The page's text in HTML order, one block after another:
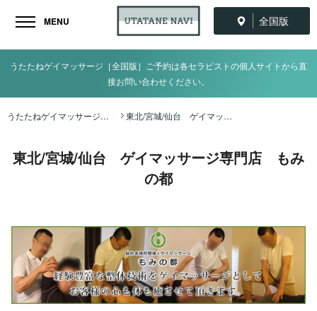
全国版
MENU
うたたねゲイマッサージ［全国版］ご予約は各セラピストの個人サイトから直
接お問い合わせください。
うたたねゲイマッサージ全国ナビ TOP 東北/宮城/仙台 ゲイマッサージ専門店 もみの都
東北/宮城/仙台 ゲイマッサージ専門店 もみ
の都